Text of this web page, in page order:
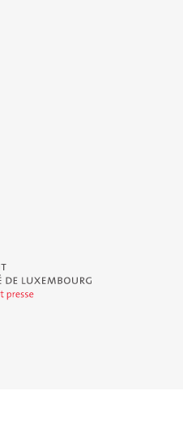
de Luxembourg - Service